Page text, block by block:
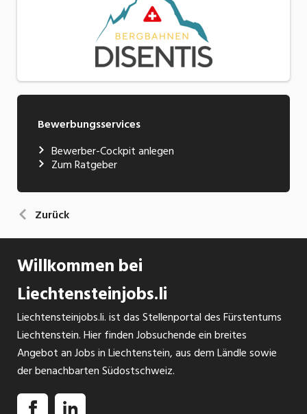
Bewerbungsservices
Bewerber-Cockpit anlegen
Zum Ratgeber
Zurück
Willkommen bei
Liechtensteinjobs.li
Liechtensteinjobs.li. ist das Stellenportal des Fürstentums
Liechtenstein. Hier finden Jobsuchende ein breites
Angebot an Jobs in Liechtenstein, aus dem Ländle sowie
der benachbarten Südostschweiz.